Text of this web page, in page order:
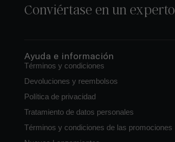
Conviértase en un experto
Ayuda e información
Términos y condiciones
Devoluciones y reembolsos
Política de privacidad
Tratamiento de datos personales
Términos y condiciones de las promociones